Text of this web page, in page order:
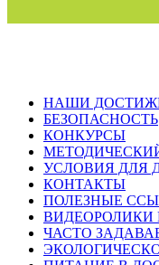
НАШИ
БЕЗОПАСНОСТЬ
КОНКУРСЫ
УСЛОВИЯ ДЛЯ
КОНТАКТЫ
ПОЛЕЗНЫЕ
ВИДЕОРОЛИКИ
ЧАСТО